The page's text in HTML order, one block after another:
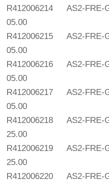
R412006214
AS2-FRE-
05.00
R412006215
AS2-FRE-
05.00
R412006216
AS2-FRE-
05.00
R412006217
AS2-FRE-
05.00
R412006218
AS2-FRE-
25.00
R412006219
AS2-FRE-
25.00
R412006220
AS2-FRE-